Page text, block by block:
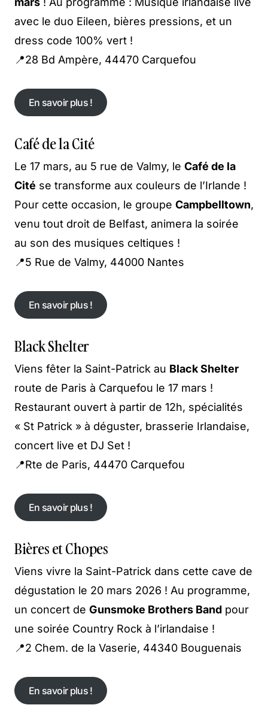
avec le duo Eileen, bières pressions, et un
dress code 100% vert !
📍28 Bd Ampère, 44470 Carquefou
En savoir plus !
En savoir plus !
Café de la Cité
Le 17 mars, au 5 rue de Valmy, le Café de la
Cité se transforme aux couleurs de l’Irlande !
Pour cette occasion, le groupe Campbelltown,
venu tout droit de Belfast, animera la soirée
au son des musiques celtiques !
📍5 Rue de Valmy, 44000 Nantes
En savoir plus !
En savoir plus !
Black Shelter
Viens fêter la Saint-Patrick au Black Shelter
route de Paris à Carquefou le 17 mars !
Restaurant ouvert à partir de 12h, spécialités
« St Patrick » à déguster, brasserie Irlandaise,
concert live et DJ Set !
📍Rte de Paris, 44470 Carquefou
En savoir plus !
En savoir plus !
Bières et Chopes
Viens vivre la Saint-Patrick dans cette cave de
dégustation le 20 mars 2026 ! Au programme,
un concert de Gunsmoke Brothers Band pour
une soirée Country Rock à l’irlandaise !
📍2 Chem. de la Vaserie, 44340 Bouguenais
En savoir plus !
En savoir plus !